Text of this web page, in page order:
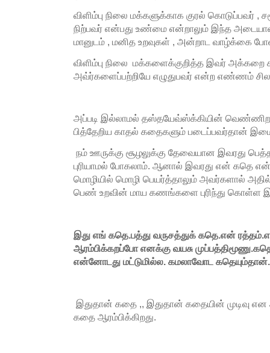
விளிம்பு நிலை மக்களுக்காக குரல் கொடுப்பவர் ,
நிற்பவர் என்பது உண்மை என்றாலும் இந்த
மானுடம் , மனித உறவுகள் , அன்றாட வாழ்க்கை
விளிம்பு நிலை மக்களைக்குறித்த இவர்
அவ்ர்களைப்பற்றியே எழுதுபவர் என்ற எண்ணம்
அப்படி இல்லாமல் தஸ்தயேவ்ஸ்க்கியின்
பித்தேறிய காதல் கதைகளும் படைப்பவர்தான்
நம் ஊருக்கு சூழலுக்கு தேவையான இவரது
புரியாமல் போகலாம். ஆனால் இவரது என் கதெ
மொழியில் மொழி பெயர்த்தாலும் அவர்களால்
பெண் உறவின் மாய கணங்களை புரிந்து கொள்ள
இது எங் கதெ.பத்து வருசத்துக் கதெ.என்
ஆரம்பிக்கறப்போ எனக்கு வயசு
என்னோடது மட்டுமில்ல. கமலாவோட கதெயும்தான்.
இதுதான் கதை ,, இதுதான் கதையின் முடிவு என
கதை ஆரம்பிக்கிறது.